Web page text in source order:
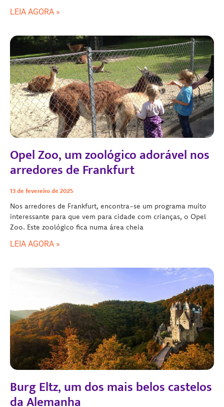
LEIA AGORA »
Opel Zoo, um zoológico adorável nos
arredores de Frankfurt
13 de fevereiro de 2025
Nos arredores de Frankfurt, encontra-se um programa muito
interessante para que vem para cidade com crianças, o Opel
Zoo. Este zoológico fica numa área cheia
LEIA AGORA »
Burg Eltz, um dos mais belos castelos
da Alemanha